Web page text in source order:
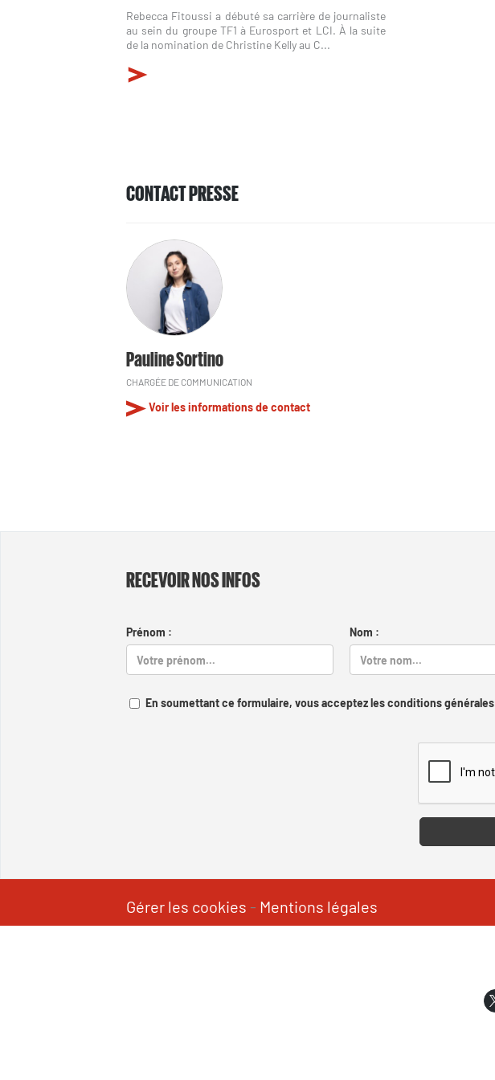
Rebecca Fitoussi a débuté sa carrière de journaliste
au sein du groupe TF1 à Eurosport et LCI. À la suite
de la nomination de Christine Kelly au C...
CONTACT PRESSE
Pauline Sortino
CHARGÉE DE COMMUNICATION
Voir les informations de contact
RECEVOIR NOS INFOS
Prénom : Nom :
En soumettant ce formulaire, vous acceptez les conditions générales
Gérer les cookies - Mentions légales